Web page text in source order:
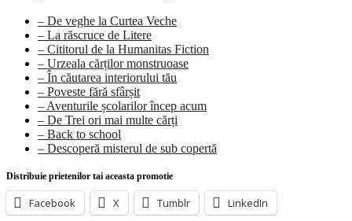
– De veghe la Curtea Veche
– La răscruce de Litere
– Cititorul de la Humanitas Fiction
– Urzeala cărților monstruoase
– În căutarea interiorului tău
– Poveste fără sfârșit
– Aventurile școlarilor încep acum
– De Trei ori mai multe cărți
– Back to school
– Descoperă misterul de sub copertă
Distribuie prietenilor tai aceasta promotie
Facebook X Tumblr LinkedIn